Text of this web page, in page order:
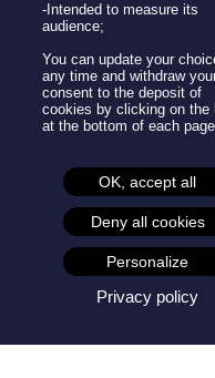
CATÉGORIES
Badges
Pins
Créateurs
-Intended to measure its
audience;
You can update your
any time and withdraw
consent to the deposit of
cookies by clicking on the
at the bottom of each
OK, accept all
Deny all cookies
Personalize
Privacy policy